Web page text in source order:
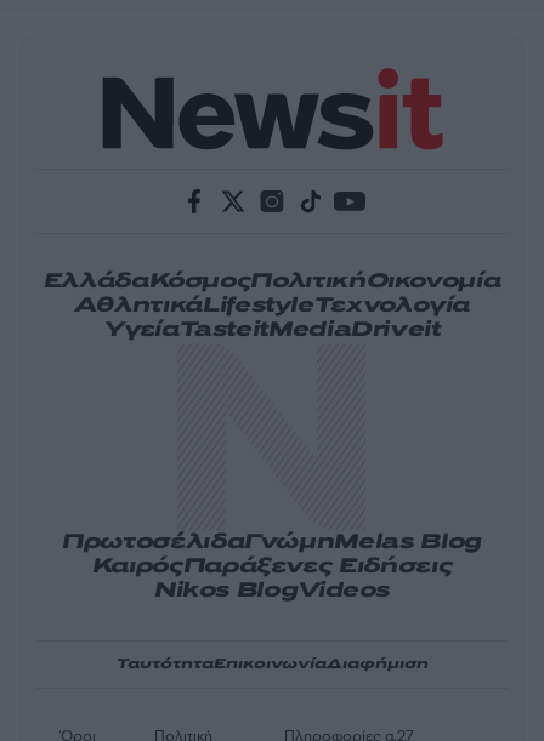
ΕλλάδαΚόσμοςΠολιτικήΟικονομία
ΑθλητικάLifestyleΤεχνολογία
ΥγείαTasteitMediaDriveit
ΠρωτοσέλιδαΓνώμηMelas Blog
ΚαιρόςΠαράξενες Ειδήσεις
Nikos BlogVideos
ΤαυτότηταΕπικοινωνίαΔιαφήμιση
Όροι Πολιτική Πληροφορίες α.27